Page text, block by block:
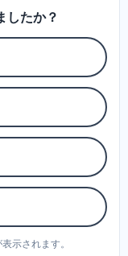
したか？
示されます。